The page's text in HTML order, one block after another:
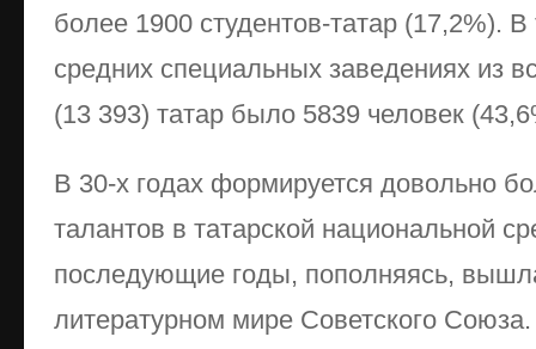
более 1900 студентов-татар (17,2%). В
средних специальных заведениях из
(13 393) татар было 5839 человек
В 30-х годах формируется довольно
талантов в татарской национальной
последующие годы, пополняясь,
литературном мире Советского